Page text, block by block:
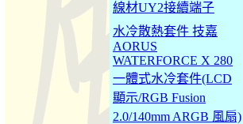
線材UY2接續端子
水冷散熱套件 技嘉
AORUS
WATERFORCE X 280
一體式水冷套件(LCD
顯示/RGB Fusion
2.0/140mm ARGB 風扇)